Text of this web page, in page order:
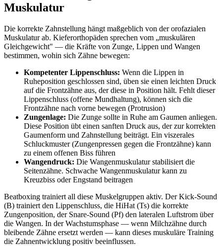
Muskulatur
Die korrekte Zahnstellung hängt maßgeblich von der orofazialen
Muskulatur ab. Kieferorthopäden sprechen vom „muskulären
Gleichgewicht" — die Kräfte von Zunge, Lippen und Wangen
bestimmen, wohin sich Zähne bewegen:
Kompetenter Lippenschluss: Wenn die Lippen in
Ruheposition geschlossen sind, üben sie einen leichten Druck
auf die Frontzähne aus, der diese in Position hält. Fehlt dieser
Lippenschluss (offene Mundhaltung), können sich die
Frontzähne nach vorne bewegen (Protrusion)
Zungenlage: Die Zunge sollte in Ruhe am Gaumen anliegen.
Diese Position übt einen sanften Druck aus, der zur korrekten
Gaumenform und Zahnstellung beiträgt. Ein viszerales
Schluckmuster (Zungenpressen gegen die Frontzähne) kann
zu einem offenen Biss führen
Wangendruck: Die Wangenmuskulatur stabilisiert die
Seitenzähne. Schwache Wangenmuskulatur kann zu
Kreuzbiss oder Engstand beitragen
Beatboxing trainiert all diese Muskelgruppen aktiv. Der Kick-Sound
(B) trainiert den Lippenschluss, die HiHat (Ts) die korrekte
Zungenposition, der Snare-Sound (Pf) den lateralen Luftstrom über
die Wangen. In der Wachstumsphase — wenn Milchzähne durch
bleibende Zähne ersetzt werden — kann dieses muskuläre Training
die Zahnentwicklung positiv beeinflussen.